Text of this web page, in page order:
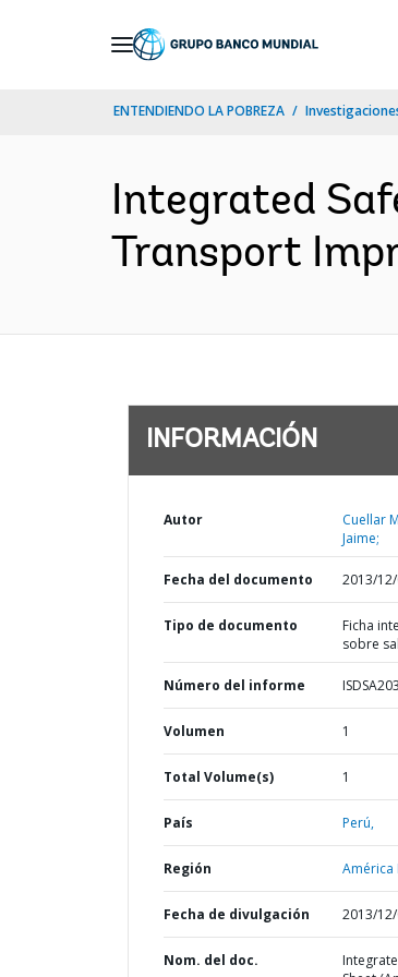
ENTENDIENDO LA POBREZA
Integrated
Transport
INFORMACIÓN
Autor
Cuellar
Jaime;
Fecha del documento 2013/
Tipo de documento
Ficha
sobre
Número del informe
Volumen 1
Total Volume(s) 1
País Perú,
Región América
Fecha de divulgación 2013/
Nom. del doc.